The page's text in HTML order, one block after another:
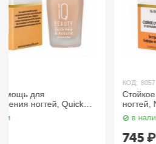
Стойкое средство от обгрызания
ногтей, No Bite 12.5 мл. IQ